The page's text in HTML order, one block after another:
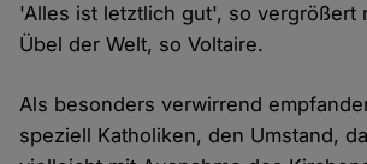
'Alles ist letztlich gut', so vergrößert
Übel der Welt, so Voltaire.
Als besonders verwirrend
speziell Katholiken, den Umstand,